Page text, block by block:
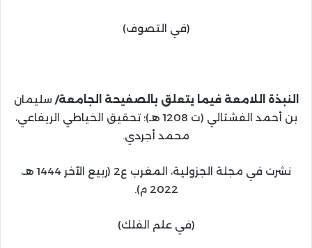
(في التصوف)
النبذة اللامعة فيما يتعلق بالصفيحة الجامعة/ سليمان
بن أحمد الفشتالي (ت 1208 هـ)؛ تحقيق الخياطي الريفاعي،
محمد أجردي.
نشرت في مجلة الجزولية، المغرب ع2 (ربيع الآخر 1444 هـ،
2022 م).
(في علم الفلك)